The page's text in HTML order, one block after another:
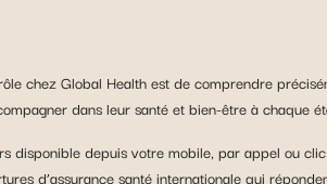
chez Global Health est de comprendre
dans leur santé et bien-être à chaque
disponible depuis votre mobile, par appel ou
d’assurance santé internationale qui